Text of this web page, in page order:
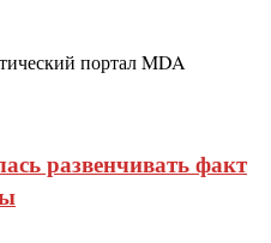
портал MDA
развенчивать факт